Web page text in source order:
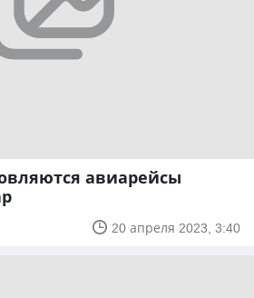
авиарейсы
20 апреля 2023, 3:40